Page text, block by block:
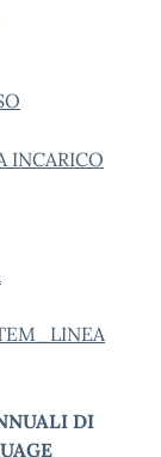
INCARICO
DI